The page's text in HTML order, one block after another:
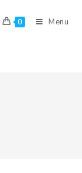
0 Menu